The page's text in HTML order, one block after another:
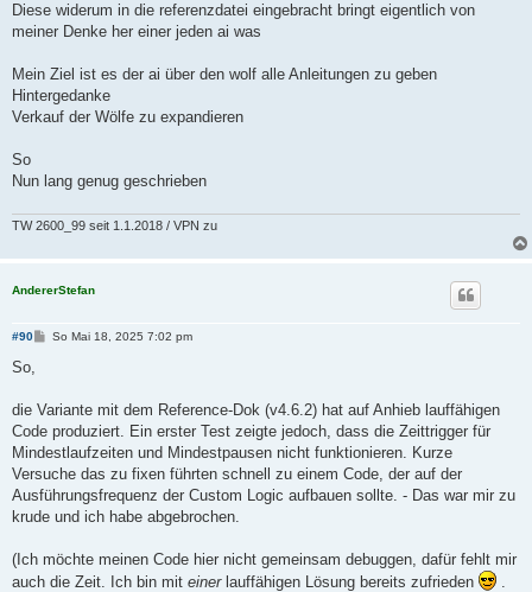
Diese widerum in die referenzdatei eingebracht bringt eigentlich von
meiner Denke her einer jeden ai was
Mein Ziel ist es der ai über den wolf alle Anleitungen zu geben
Hintergedanke
Verkauf der Wölfe zu expandieren
So
Nun lang genug geschrieben
TW 2600_99 seit 1.1.2018 / VPN zu
AndererStefan
#90
B
a
So Mai 18, 2025 7:02 pm
So,
die Variante mit dem Reference-Dok (v4.6.2) hat auf Anhieb lauffähigen
Code produziert. Ein erster Test zeigte jedoch, dass die Zeittrigger für
Mindestlaufzeiten und Mindestpausen nicht funktionieren. Kurze
Versuche das zu fixen führten schnell zu einem Code, der auf der
Ausführungsfrequenz der Custom Logic aufbauen sollte. - Das war mir zu
krude und ich habe abgebrochen.
(Ich möchte meinen Code hier nicht gemeinsam debuggen, dafür fehlt mir
auch die Zeit. Ich bin mit einerlauffähigen Lösung bereits zufrieden